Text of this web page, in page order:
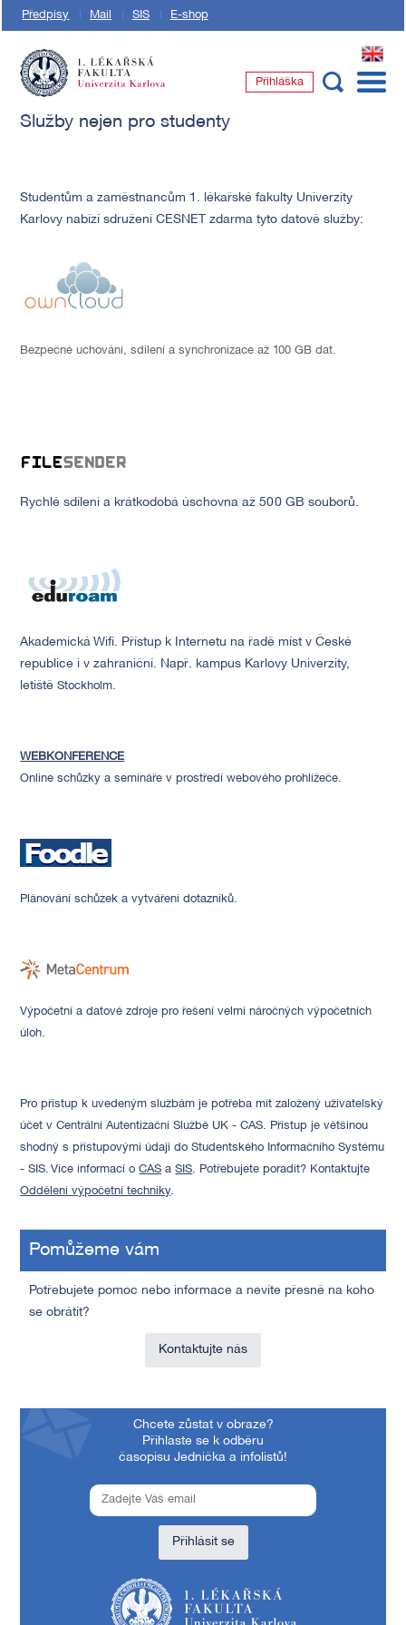
Předpisy Mail SIS E-shop
EN
Přihláška
Služby nejen pro studenty
Studentům a zaměstnancům 1. lékařské fakulty Univerzity
Karlovy nabízí sdružení CESNET zdarma tyto datové služby:
Bezpečné uchování, sdílení a synchronizace až 100 GB dat.
Rychlé sdílení a krátkodobá úschovna až 500 GB souborů.
Akademická Wifi. Přístup k Internetu na řadě míst v České
republice i v zahraniční. Např. kampus Karlovy Univerzity,
letištěStockholm.
WEBKONFERENCE
Online schůzky a semináře v prostředí webového prohlížeče.
Plánování schůzek a vytváření dotazníků.
Výpočetní a datové zdroje pro řešení velmi náročných výpočetních
úloh.
Pro přístup k uvedeným službám je potřeba mít založený uživatelský
účet v Centrální Autentizační Službě UK - CAS. Přístup je většinou
shodný s přístupovými údaji do Studentského Informačního Systému
- SIS. Více informací oCAS aSIS. Potřebujete poradit? Kontaktujte
Oddělení výpočetní techniky.
Pomůžeme vám
Potřebujete pomoc nebo informace a nevíte přesně na koho
se obrátit?
Kontaktujte nás
Chcete zůstat v obraze?
Přihlaste se k odběru
časopisu Jednička a infolistů!
Přihlásit se